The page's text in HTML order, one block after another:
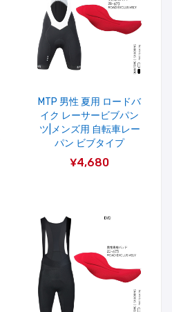
MTP 男性 夏用 ロードバ
イク レーサービブパン
ツ|メンズ用 自転車レー
パン ビブタイプ
¥4,680